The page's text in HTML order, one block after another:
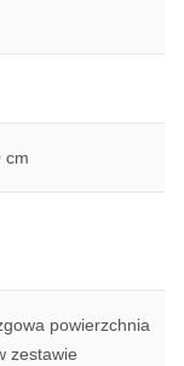
cm
powierzchnia
zestawie